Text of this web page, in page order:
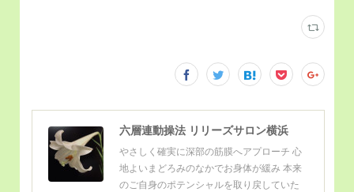
六層連動操法 リリーズサロン横浜
やさしく確実に深部の筋膜へアプローチ 心
地よいまどろみのなかでお身体が緩み 本来
のご自身のポテンシャルを取り戻していた